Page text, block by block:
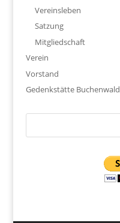
Vereinsleben
Satzung
Mitgliedschaft
Verein
Vorstand
Gedenkstätte Buchenwald